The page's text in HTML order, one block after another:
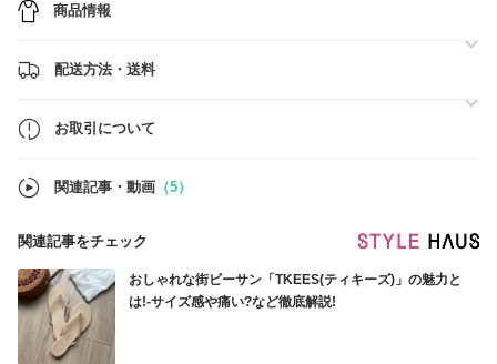
5月1日-5日:この期間前後は、買い付け先や配送業者がお休みになりま
お取り寄せ、発送までお時間かかるようになることもあり、また連休後
は配送遅延が起こる傾向がございます。
お取り寄せや配送遅延によるキャンセルは不可となります。
--ブランド箱にマーキングや多少の潰れがあるものもございますのでプ
配送方法(航空便) QXPRESS、郵便局
＜お届けまで7-14日＞★送料無料
★韓国(航空便)→日本→日本国内から佐川急便、エコ配、郵便局などが
引き継ぎ、お届け
商品情報
配送方法・送料
お取引について
関連記事・動画 （5）
関連記事をチェック
おしゃれな街ビーサン「TKEES(ティキーズ)」の魅力と
は!-サイズ感や痛い?など徹底解説!